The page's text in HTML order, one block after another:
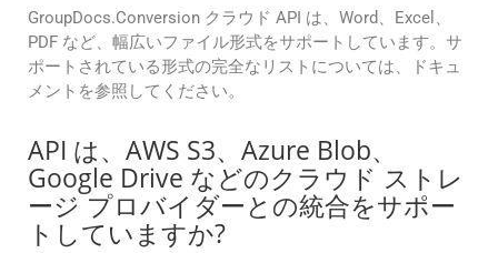
GroupDocs.Conversion クラウド API は、Word、Excel、
PDF など、幅広いファイル形式をサポートしています。サ
ポートされている形式の完全なリストについては、ドキュ
メントを参照してください。
API は、AWS S3、Azure Blob、
Google Drive などのクラウド ストレ
ージ プロバイダーとの統合をサポー
トしていますか?